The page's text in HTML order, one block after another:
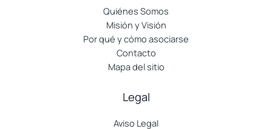
Quiénes Somos
Misión y Visión
Por qué y cómo asociarse
Contacto
Mapa del sitio
Legal
Aviso Legal